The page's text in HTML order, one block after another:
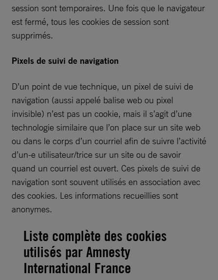
session sont temporaires. Une fois que le navigateur
est fermé, tous les cookies de session sont
supprimés.
Pixels de suivi de navigation
D’un point de vue technique, un pixel de suivi de
navigation (aussi appelé balise web ou pixel
invisible) n’est pas un cookie, mais il s’agit d’une
technologie similaire que l’on place sur un site web
ou dans le corps d’un courriel afin de suivre l’activité
d’un-e utilisateur/trice sur un site ou de savoir
quand un courriel est ouvert. Ces pixels de suivi de
navigation sont souvent utilisés en association avec
des cookies. Les informations recueillies sont
anonymes.
Liste complète des cookies
utilisés par Amnesty
International France